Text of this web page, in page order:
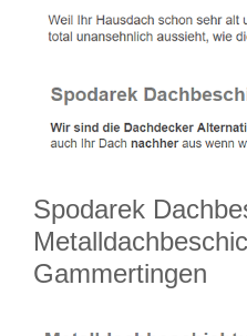
Spodarek
Gammertingen